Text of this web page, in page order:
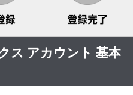
ス アカウント 基本